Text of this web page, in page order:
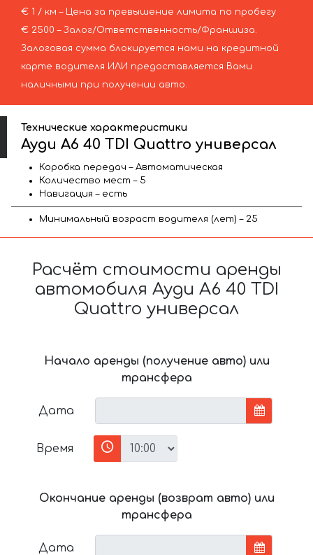
€ 1 / км – Цена за превышение лимита по пробегу
€ 2500 – Залог/Ответственность/Франшиза.
Залоговая сумма блокируется нами на кредитной
карте водителя ИЛИ предоставляется Вами
наличными при получении авто.
Технические характеристики
Ауди A6 40 TDI Quattro универсал
Коробка передач – Автоматическая
Количество мест – 5
Навигация – есть
Минимальный возраст водителя (лет) – 25
Расчёт стоимости аренды
автомобиля Ауди A6 40 TDI
Quattro универсал
Начало аренды (получение авто) или
трансфера
Дата
Время
Окончание аренды (возврат авто) или
трансфера
Дата